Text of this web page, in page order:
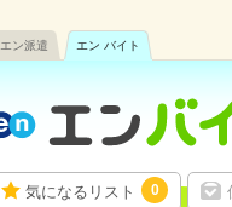
エン派遣 エン バイト
気になるリスト 0